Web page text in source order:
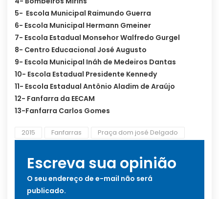
5- Escola Municipal Raimundo Guerra
6- Escola Municipal Hermann Gmeiner
7- Escola Estadual Monsehor Walfredo Gurgel
8- Centro Educacional José Augusto
9- Escola Municipal Ináh de Medeiros Dantas
10- Escola Estadual Presidente Kennedy
11- Escola Estadual Antônio Aladim de Araújo
12- Fanfarra da EECAM
13-Fanfarra Carlos Gomes
2015 Fanfarras Praça dom josé Delgado
Escreva sua opinião
O seu endereço de e-mail não será
publicado.